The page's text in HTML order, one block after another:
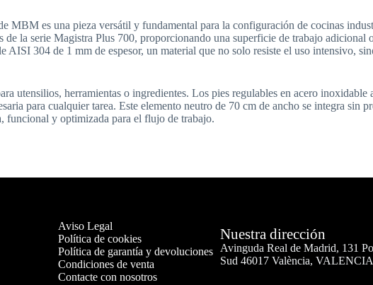
es una pieza versátil y fundamental para la configuración de cocinas
la serie Magistra Plus 700, proporcionando una superficie de trabajo adicional
304 de 1 mm de espesor, un material que no solo resiste el uso intensivo,
utensilios, herramientas o ingredientes. Los pies regulables en acero inoxidable
para cualquier tarea. Este elemento neutro de 70 cm de ancho se integra sin
funcional y optimizada para el flujo de trabajo.
Aviso Legal
Política de cookies
Política de garantía y devoluciones
Condiciones de venta
Contacte con nosotros
Nuestra dirección
Avinguda Real de Madrid, 131
Sud 46017 València, VALENCIA